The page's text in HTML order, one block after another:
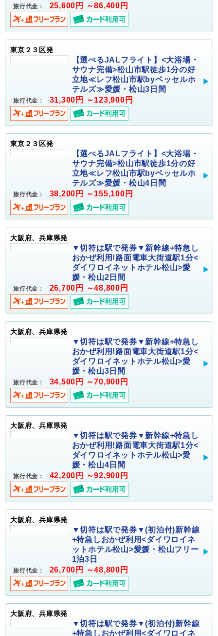
旅行代金： 25,600円 ～86,400円
東京２３区発
【選べるJALフライト】<大浴場・
サウナ完備>松山市駅徒歩1分の好
立地≪レフ松山市駅byベッセルホ
テルズ≫愛媛・松山3日間
旅行代金： 31,300円 ～123,900円
東京２３区発
【選べるJALフライト】<大浴場・
サウナ完備>松山市駅徒歩1分の好
立地≪レフ松山市駅byベッセルホ
テルズ≫愛媛・松山4日間
旅行代金： 38,200円 ～155,100円
大阪府、兵庫県発
▼切符は駅で発券▼新幹線+特急し
おかぜ利用!路面電車大街道駅1分<
ダイワロイネットホテル松山>愛
媛・松山2日間
旅行代金： 26,700円 ～48,800円
大阪府、兵庫県発
▼切符は駅で発券▼新幹線+特急し
おかぜ利用!路面電車大街道駅1分<
ダイワロイネットホテル松山>愛
媛・松山3日間
旅行代金： 34,500円 ～70,900円
大阪府、兵庫県発
▼切符は駅で発券▼新幹線+特急し
おかぜ利用!路面電車大街道駅1分<
ダイワロイネットホテル松山>愛
媛・松山4日間
旅行代金： 42,200円 ～92,900円
大阪府、兵庫県発
▼切符は駅で発券▼(初泊付)新幹線
+特急しおかぜ利用<ダイワロイネ
ットホテル松山>愛媛・松山フリー
1泊3日
旅行代金： 26,700円 ～48,800円
大阪府、兵庫県発
▼切符は駅で発券▼(初泊付)新幹線
+特急しおかぜ利用<ダイワロイネ